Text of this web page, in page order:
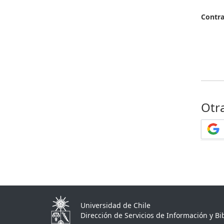
Universidad de Chile
Dirección de Servicios de Información y